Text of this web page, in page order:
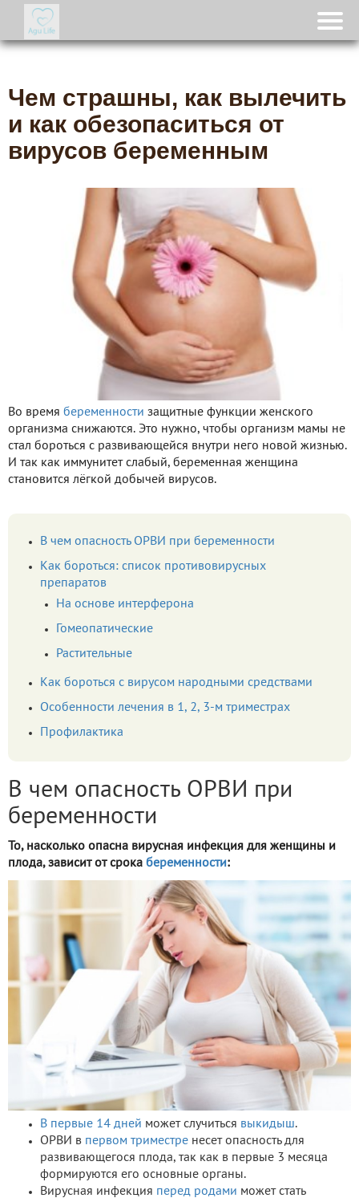
Чем страшны, как вылечить
и как обезопаситься от
вирусов беременным
Во время беременности защитные функции женского
организма снижаются. Это нужно, чтобы организм мамы не
стал бороться с развивающейся внутри него новой жизнью.
И так как иммунитет слабый, беременная женщина
становится лёгкой добычей вирусов.
В чем опасность ОРВИ при беременности
Как бороться: список противовирусных
препаратов
На основе интерферона
Гомеопатические
Растительные
Как бороться с вирусом народными средствами
Особенности лечения в 1, 2, 3-м триместрах
Профилактика
В чем опасность ОРВИ при
беременности
То, насколько опасна вирусная инфекция для женщины и
плода, зависит от срока беременности:
В первые 14 дней может случиться выкидыш.
ОРВИ в первом триместре несет опасность для
развивающегося плода, так как в первые 3 месяца
формируются его основные органы.
Вирусная инфекция перед родами может стать